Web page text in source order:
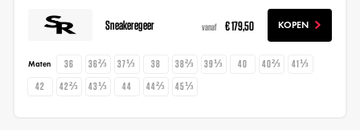
Sneakeregeer vanaf € 179,50 KOPEN
Maten 36 36⅔ 37⅓ 38 38⅔ 39⅓ 40 40⅔
41⅓
42
42⅔ 43⅓ 44 44⅔ 45⅓